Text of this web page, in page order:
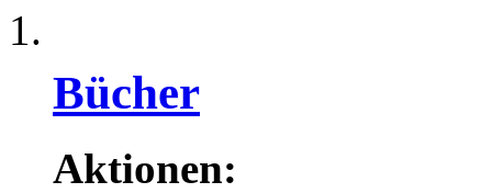
Bücher
Aktionen: